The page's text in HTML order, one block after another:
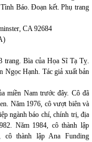
Báo. Đoạn kết. Phụ trang
CA 92684
Bìa của Họa Sĩ Tạ Tỵ.
Ngọc Hạnh. Tác giả xuất bản
miền Nam trước đây. Cô đã
Năm 1976, cô vượt biên và
ngành báo chí, chính trị, địa
Năm 1984, cô thành lập
cô thành lập Ana Funding